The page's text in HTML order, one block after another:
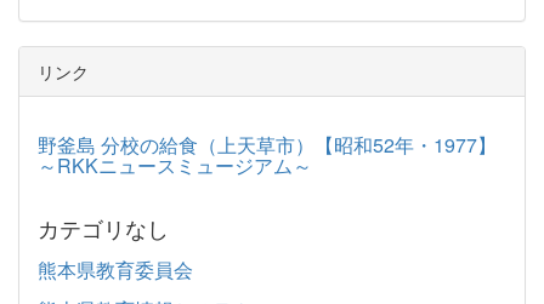
リンク
野釜島 分校の給食（上天草市）【昭和52年・1977】
～RKKニュースミュージアム～
カテゴリなし
熊本県教育委員会